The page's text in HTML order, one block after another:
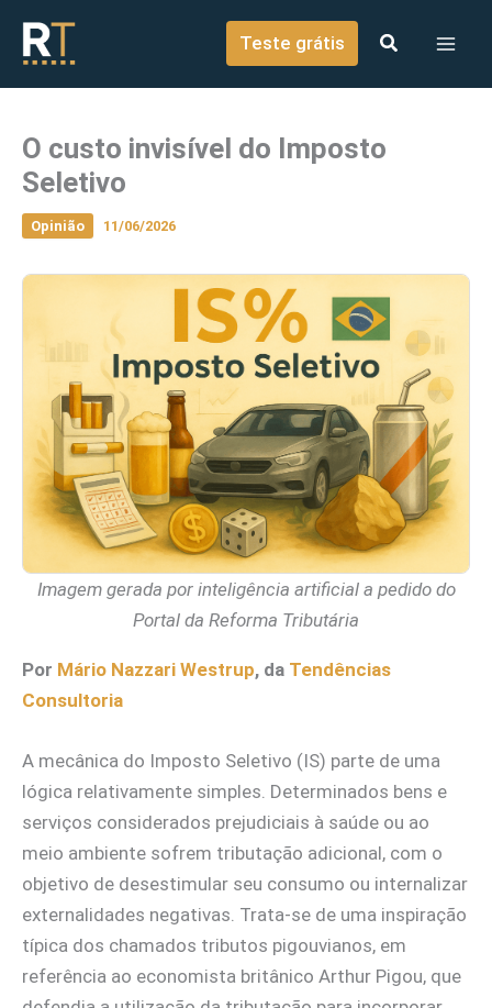
conteúdo
Teste grátis
O custo invisível do Imposto
Seletivo
Opinião 11/06/2026
Imagem gerada por inteligência artificial a pedido do
Portal da Reforma Tributária
Por Mário Nazzari Westrup, da Tendências
Consultoria
A mecânica do Imposto Seletivo (IS) parte de uma
lógica relativamente simples. Determinados bens e
serviços considerados prejudiciais à saúde ou ao
meio ambiente sofrem tributação adicional, com o
objetivo de desestimular seu consumo ou internalizar
externalidades negativas. Trata-se de uma inspiração
típica dos chamados tributos pigouvianos, em
referência ao economista britânico Arthur Pigou, que